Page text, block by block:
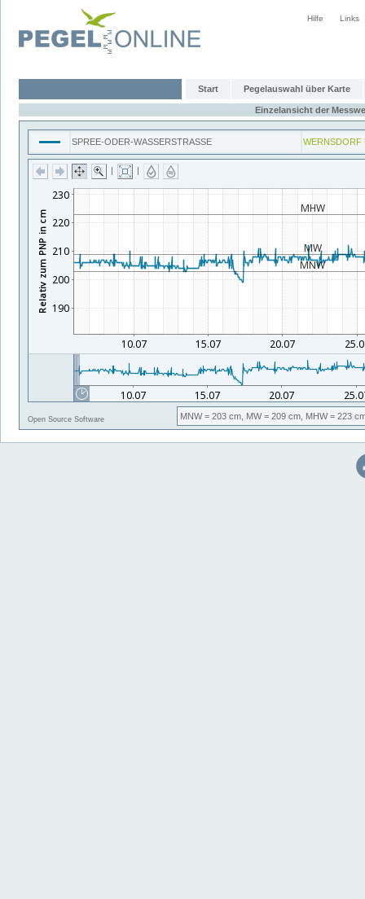
Hilfe Links
Start Pegelauswahl über Karte
Einzelansicht der
SPREE-ODER-WASSERSTRASSE WERNSDORF
| |
Open Source Software MNW= 203 cm, MW= 209 cm, MHW= 223